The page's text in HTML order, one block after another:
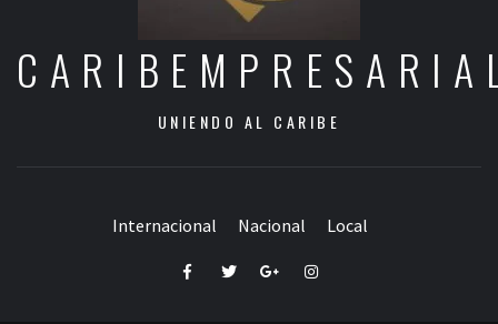
UNIENDO AL CARIBE
Internacional Nacional Local
FacebookTwitterGoogle+Instagram